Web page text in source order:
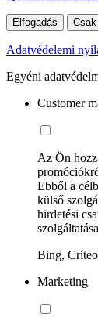
Elfogadás
Adatvédelemi
Egyéni
Customer
Az Ön
Ebből a
külső
hirdetési
Bing,
Marketing